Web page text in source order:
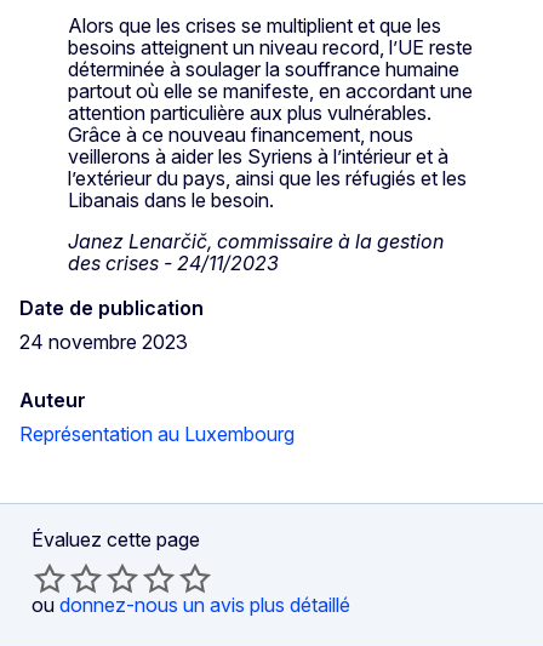
Alors que les crises se multiplient et que les
besoins atteignent un niveau record, l’UE reste
déterminée à soulager la souffrance humaine
partout où elle se manifeste, en accordant une
attention particulière aux plus vulnérables.
Grâce à ce nouveau financement, nous
veillerons à aider les Syriens à l’intérieur et à
l’extérieur du pays, ainsi que les réfugiés et les
Libanais dans le besoin.
Janez Lenarčič, commissaire à la gestion
des crises - 24/11/2023
Date de publication
24 novembre 2023
Auteur
Représentation au Luxembourg
Évaluez cette page
ou donnez-nous un avis plus détaillé